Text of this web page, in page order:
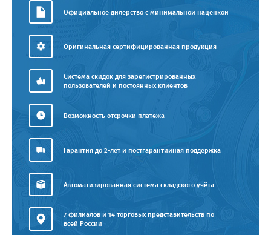
Официальное дилерство с минимальной наценкой
Оригинальная сертифицированная продукция
Система скидок для зарегистрированных
пользователей и постоянных клиентов
Возможность отсрочки платежа
Гарантия до 2-лет и постгарантийная поддержка
Автоматизированная система складского учёта
7 филиалов и 14 торговых представительств по
всей России